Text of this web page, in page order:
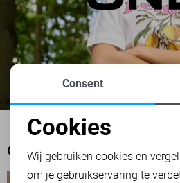
OOK HET BEKIJKEN
Noodzakelijke cookies
Personalisatie cookies
Consent
Cookies
Wij gebruiken cookies en
om je gebruikservaring te